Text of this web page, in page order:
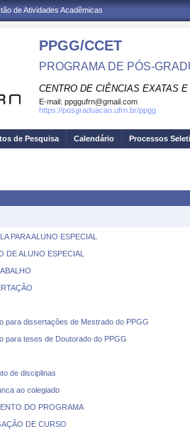
de Atividades Acadêmicas
PPGG/CCET
PROGRAMA DE PÓS-
CENTRO DE CIÊNCIAS EXATAS
E-mail: ppggufrn@gmail.com
https://posgraduacao.ufrn.br/ppgg
de Pesquisa Calendário Processos
PARA ALUNO ESPECIAL
DE ALUNO ESPECIAL
para dissertações de Mestrado do PPGG
para teses de Doutorado do PPGG
de disciplinas
ao colegiado
DO PROGRAMA
DE CURSO